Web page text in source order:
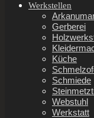
Werkstellen
Gerberei
Küche
Schmiede
Webstuhl
Werkstatt